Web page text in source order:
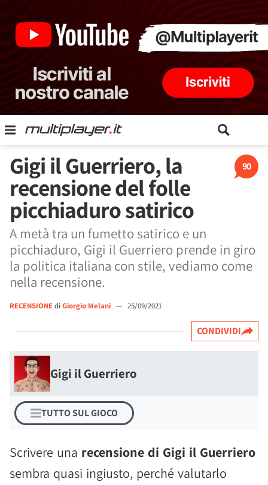
90
Gigi il Guerriero, la
recensione del folle
picchiaduro satirico
A metà tra un fumetto satirico e un
picchiaduro, Gigi il Guerriero prende in giro
la politica italiana con stile, vediamo come
nella recensione.
RECENSIONEdi Giorgio Melani — 25/09/2021
CONDIVIDI
Gigi il Guerriero
TUTTO SUL GIOCO
Scrivere una recensione di Gigi il Guerriero
sembra quasi ingiusto, perché valutarlo